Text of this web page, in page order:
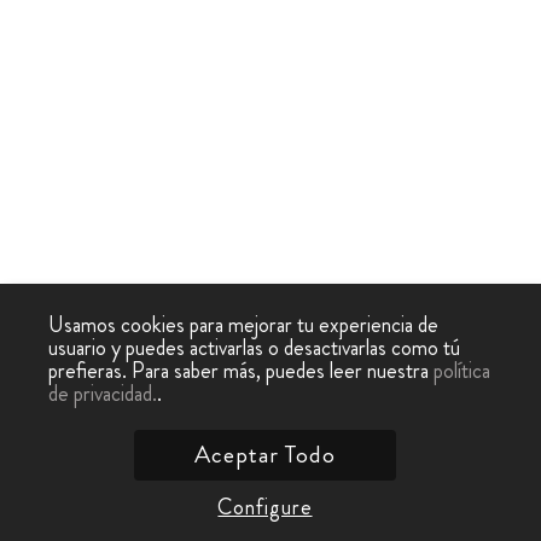
Usamos cookies para mejorar tu experiencia de
usuario y puedes activarlas o desactivarlas como tú
prefieras. Para saber más, puedes leer nuestrapolítica
de privacidad..
Configure
Aceptar Todo